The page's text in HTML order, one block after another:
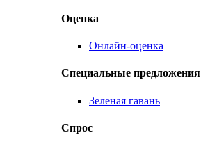
Оценка
Онлайн-оценка
Специальные предложения
Зеленая гавань
Спрос